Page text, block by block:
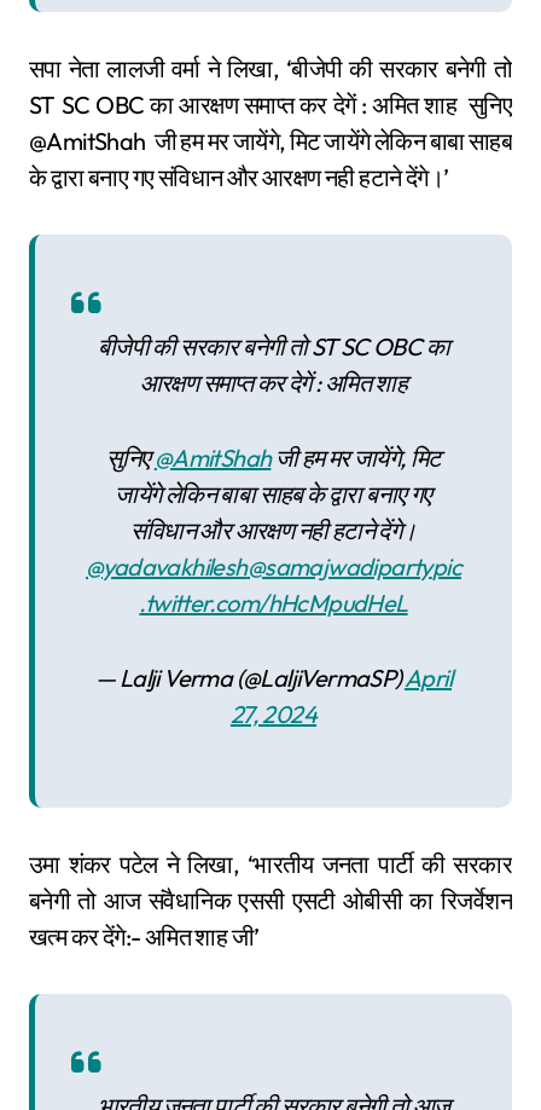
सपा नेता लालजी वर्मा ने लिखा, ‘बीजेपी की सरकार बनेगी तो
ST SC OBC का आरक्षण समाप्त कर देगें : अमित शाह सुनिए
@AmitShah जी हम मर जायेंगे, मिट जायेंगे लेकिन बाबा साहब
के द्वारा बनाए गए संविधान और आरक्षण नही हटाने देंगे।’
बीजेपी की सरकार बनेगी तो ST SC OBC का
आरक्षण समाप्त कर देगें : अमित शाह
सुनिए@AmitShahजी हम मर जायेंगे, मिट
जायेंगे लेकिन बाबा साहब के द्वारा बनाए गए
संविधान और आरक्षण नही हटाने देंगे।
@yadavakhilesh@samajwadipartypic
.twitter.com/hHcMpudHeL
— Lalji Verma (@LaljiVermaSP)April
27, 2024
उमा शंकर पटेल ने लिखा, ‘भारतीय जनता पार्टी की सरकार
बनेगी तो आज संवैधानिक एससी एसटी ओबीसी का रिजर्वेशन
खत्म कर देंगे:- अमित शाह जी’